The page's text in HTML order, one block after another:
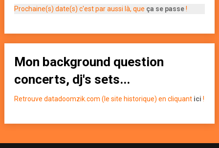
Prochaine(s) date(s) c'est par aussi là, que ça se passe!
Mon background question
concerts, dj's sets...
Retrouve datadoomzik.com (le site historique) en cliquant ici !